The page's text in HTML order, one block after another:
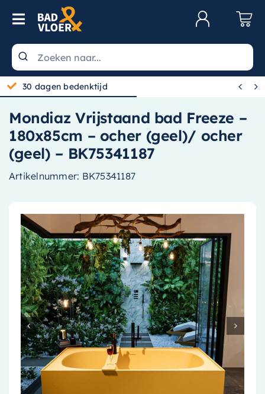
Skip to content
Toggle Navigation
Wastafels
Toiletten
Spiegels
Kranen
Douche
Radiatoren
Accessoires
Installatiemateriaal
Klimaatbeheersing
PVC
Tegels
30 dagen bedenktijd  
Mondiaz Vrijstaand bad Freeze –
180x85cm – ocher (geel)/ ocher
(geel) – BK75341187
Artikelnummer: BK75341187